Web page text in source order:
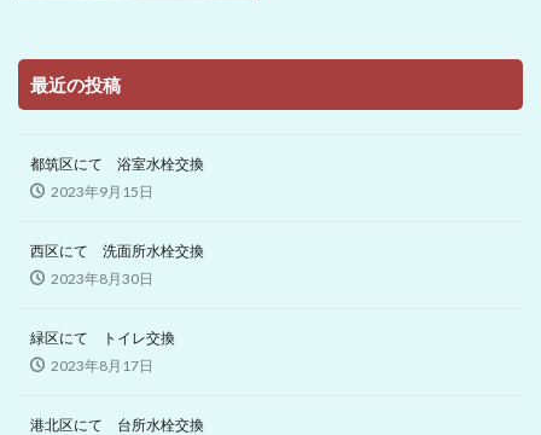
最近の投稿
都筑区にて 浴室水栓交換
2023年9月15日
西区にて 洗面所水栓交換
2023年8月30日
緑区にて トイレ交換
2023年8月17日
港北区にて 台所水栓交換